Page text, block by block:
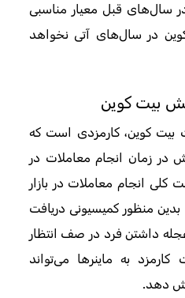
سال‌های قبل معیار مناسبی
در سال‌های آتی نخواهد
بیت کوین
بیت کوین، کارمزدی است که
در زمان انجام معاملات در
کلی انجام معاملات در بازار
بدین منظور کمیسیونی دریافت
داشتن فرد در صف انتظار
کارمزد به ماینرها می‌تواند
دهد.